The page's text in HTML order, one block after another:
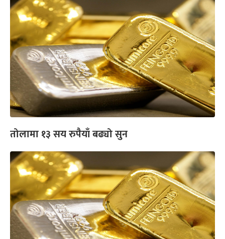
तोलामा १३ सय रुपैयाँ बढ्यो सुन